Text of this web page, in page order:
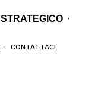
·
· CONTATTACI